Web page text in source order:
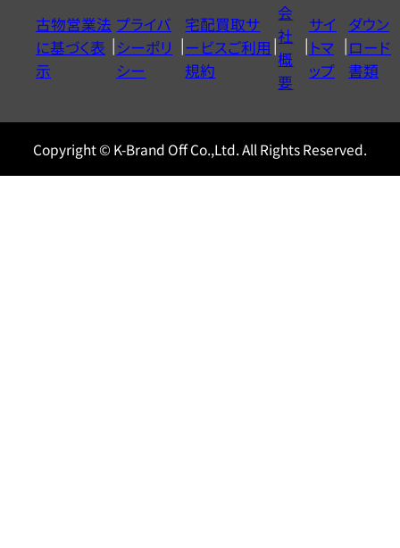
ヤ
ル
0120604117
古物営業法
に基づく表
示
プライバ
シーポリ
シー
宅配買取サ
ービスご利用
規約
会
社
概
要
サイ
トマ
ップ
ダウン
ロード
書類
Copyright © K-Brand Off Co.,Ltd. All Rights Reserved.